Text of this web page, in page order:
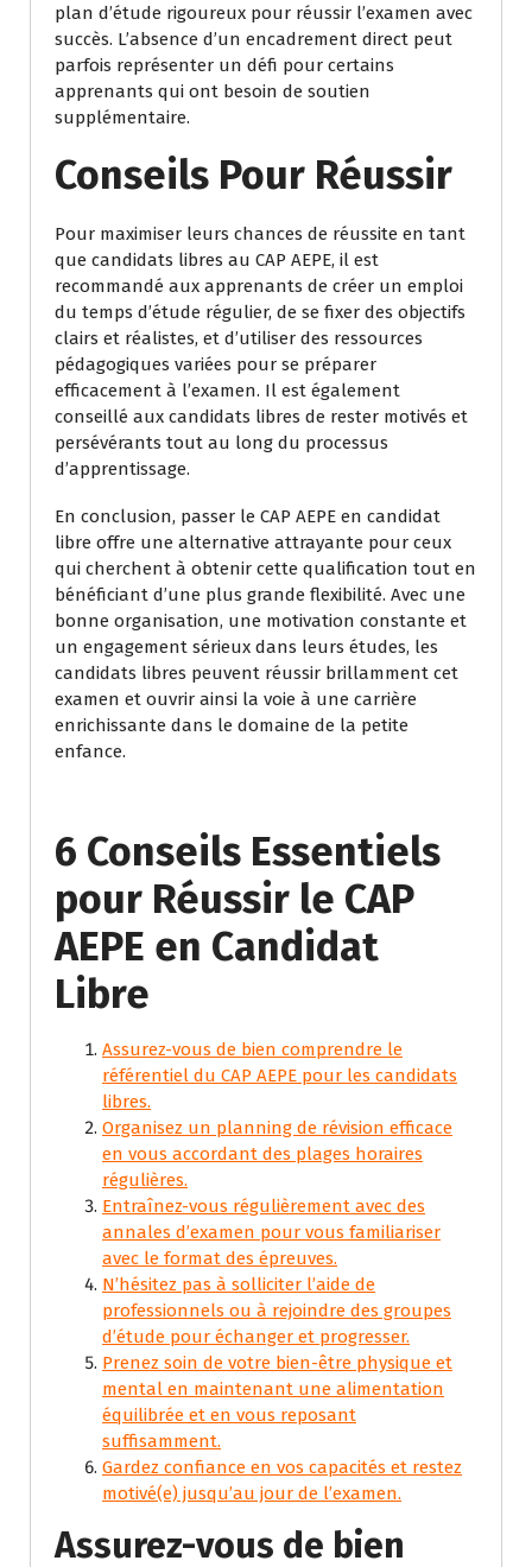
plan d’étude rigoureux pour réussir l’examen avec
succès. L’absence d’un encadrement direct peut
parfois représenter un défi pour certains
apprenants qui ont besoin de soutien
supplémentaire.
Conseils Pour Réussir
Pour maximiser leurs chances de réussite en tant
que candidats libres au CAP AEPE, il est
recommandé aux apprenants de créer un emploi
du temps d’étude régulier, de se fixer des objectifs
clairs et réalistes, et d’utiliser des ressources
pédagogiques variées pour se préparer
efficacement à l’examen. Il est également
conseillé aux candidats libres de rester motivés et
persévérants tout au long du processus
d’apprentissage.
En conclusion, passer le CAP AEPE en candidat
libre offre une alternative attrayante pour ceux
qui cherchent à obtenir cette qualification tout en
bénéficiant d’une plus grande flexibilité. Avec une
bonne organisation, une motivation constante et
un engagement sérieux dans leurs études, les
candidats libres peuvent réussir brillamment cet
examen et ouvrir ainsi la voie à une carrière
enrichissante dans le domaine de la petite
enfance.
6 Conseils Essentiels
pour Réussir le CAP
AEPE en Candidat
Libre
Assurez-vous de bien comprendre le
référentiel du CAP AEPE pour les candidats
libres.
Organisez un planning de révision efficace
en vous accordant des plages horaires
régulières.
Entraînez-vous régulièrement avec des
annales d’examen pour vous familiariser
avec le format des épreuves.
N’hésitez pas à solliciter l’aide de
professionnels ou à rejoindre des groupes
d’étude pour échanger et progresser.
Prenez soin de votre bien-être physique et
mental en maintenant une alimentation
équilibrée et en vous reposant
suffisamment.
Gardez confiance en vos capacités et restez
motivé(e) jusqu’au jour de l’examen.
Assurez-vous de bien